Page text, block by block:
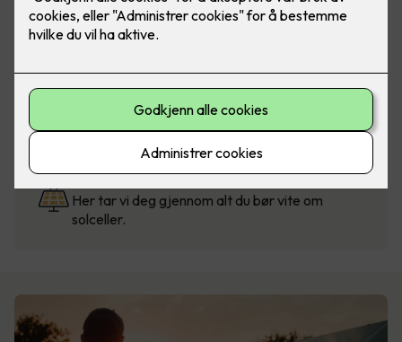
Solcellestøtte fra Enova
Visste du at du kan få støtte når du velger
klimasmarte løsninger?
Hva er fordelene med solceller?
Her tar vi deg gjennom alt du bør vite om
solceller.